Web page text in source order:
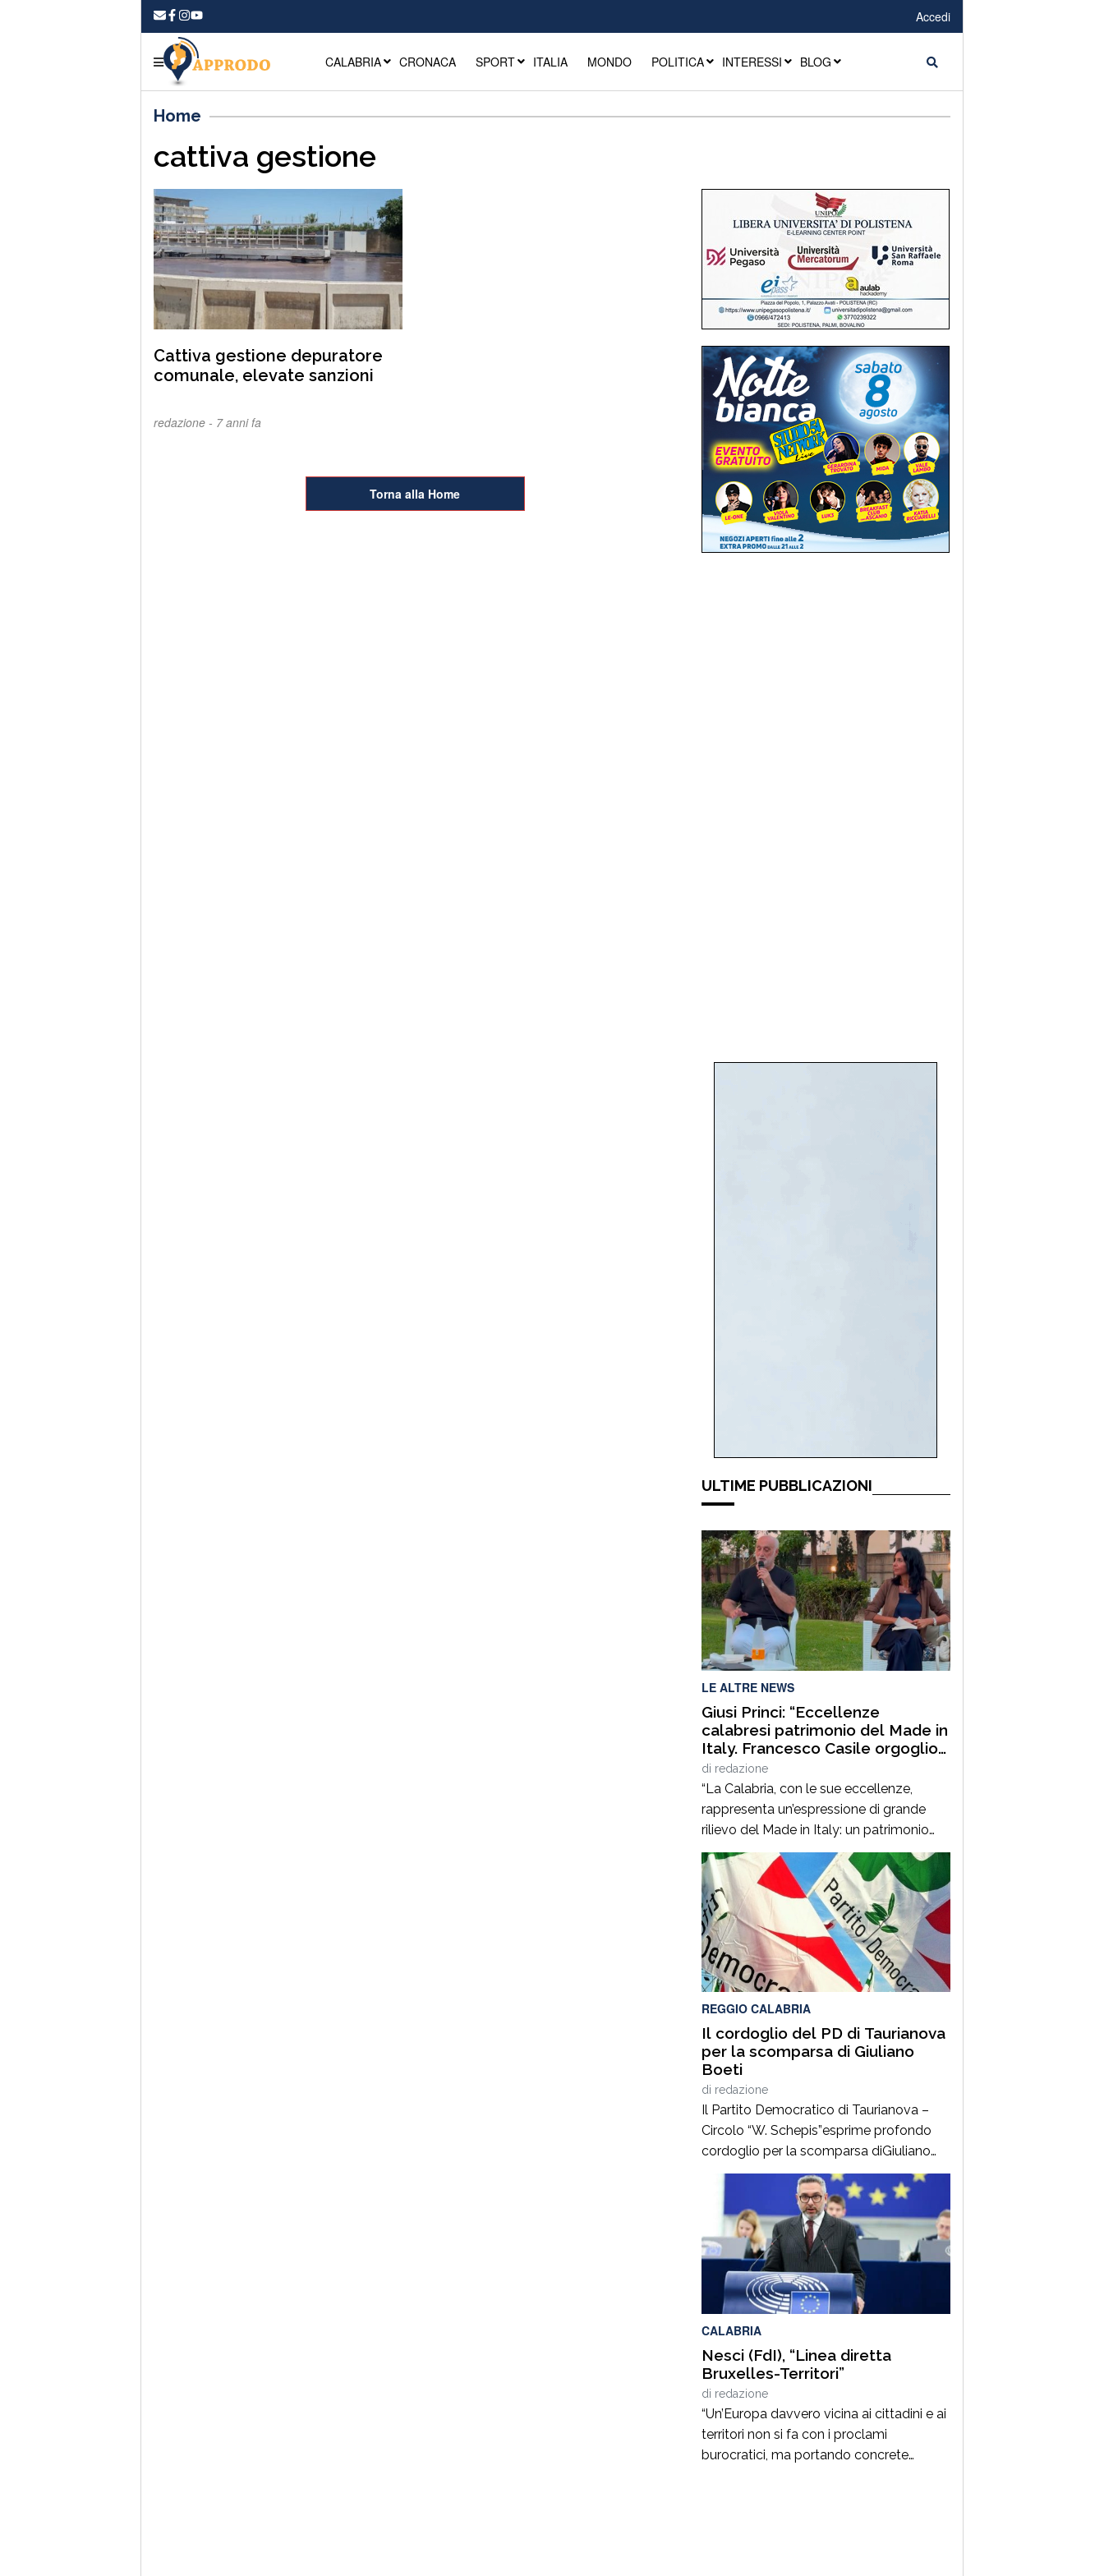
Accedi
CALABRIA CRONACA SPORT ITALIA MONDO POLITICA INTERESSI BLOG
Home
cattiva gestione
Cattiva gestione depuratore
comunale, elevate sanzioni
redazione - 7 anni fa
Torna alla Home
ULTIME PUBBLICAZIONI
LE ALTRE NEWS
Giusi Princi: “Eccellenze
calabresi patrimonio del Made in
Italy. Francesco Casile orgoglio
di una Calabria che sa
trasformare talento e
competenze in valore”
di redazione
“La Calabria, con le sue eccellenze,
rappresenta un’espressione di grande
rilievo del Made in Italy: un patrimonio
fatto di piccole e medie imprese, qualità
artigiane, saperi produttivi, creatività e
competenze capaci di tradurre l’identità
dei territori in valore riconosciuto in Italia
e all’estero”. Lo afferma
l’europarlamentare Giusi Princi,
intervenuta all’incontro di presentazione
del libro “Realtà […]
REGGIO CALABRIA
Il cordoglio del PD di Taurianova
per la scomparsa di Giuliano
Boeti
di redazione
Il Partito Democratico di Taurianova –
Circolo “W. Schepis”esprime profondo
cordoglio per la scomparsa diGiuliano
Boeti, da sempre impegnato nella difesa
dei valori democratici e antifascisti.
Fondatore della sezione ANPI di
Taurianova e suo primo presidente,ha
contribuito con passione e coerenza alla
vita civile e culturale della nostra
comunità, dedicando particolare
attenzione alla memoria storica […]
CALABRIA
Nesci (FdI), “Linea diretta
Bruxelles-Territori”
di redazione
“Un’Europa davvero vicina ai cittadini e ai
territori non si fa con i proclami
burocratici, ma portando concrete